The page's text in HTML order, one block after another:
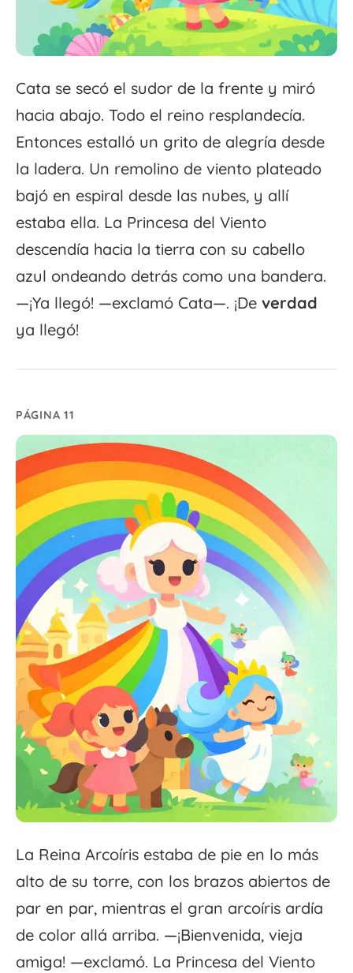
Cata se secó el sudor de la frente y miró
hacia abajo. Todo el reino resplandecía.
Entonces estalló un grito de alegría desde
la ladera. Un remolino de viento plateado
bajó en espiral desde las nubes, y allí
estaba ella. La Princesa del Viento
descendía hacia la tierra con su cabello
azul ondeando detrás como una bandera.
—¡Ya llegó! —exclamó Cata—. ¡De verdad
ya llegó!
PÁGINA 11
La Reina Arcoíris estaba de pie en lo más
alto de su torre, con los brazos abiertos de
par en par, mientras el gran arcoíris ardía
de color allá arriba. —¡Bienvenida, vieja
amiga! —exclamó. La Princesa del Viento